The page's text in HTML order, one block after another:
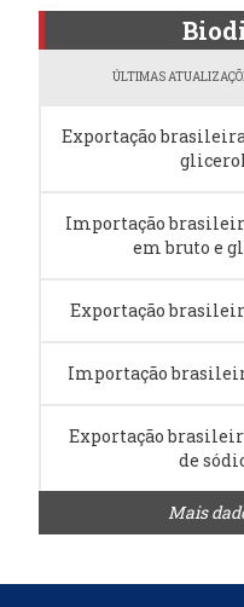
ÚLTIMAS
Exportação
glicerol
Importação
em bruto e
Exportação
Importação
Exportação
de
Mais